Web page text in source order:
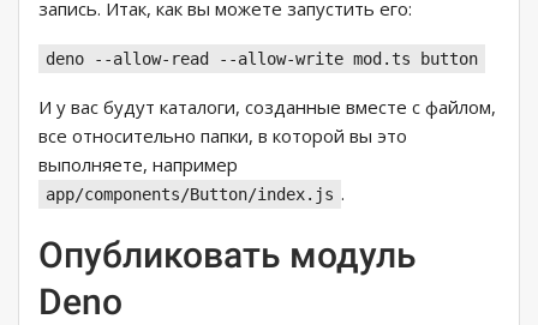
запись. Итак, как вы можете запустить его:
deno --allow-read --allow-write mod.ts button
И у вас будут каталоги, созданные вместе с файлом,
все относительно папки, в которой вы это
выполняете, например
app/components/Button/index.js .
Опубликовать модуль
Deno